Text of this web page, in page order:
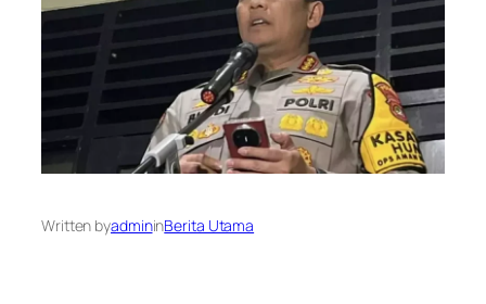
Written byadmininBerita Utama